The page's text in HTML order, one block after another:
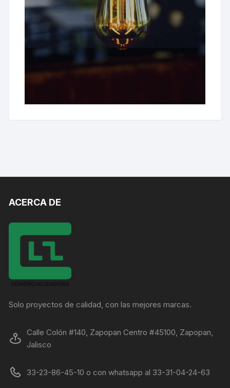
ACERCA DE
Solo proyectos de calidad, con las mejores marcas.
Calle Colón #140, Zapopan Centro #45100, Zapopan,
Jalisco
33-23-86-45-10 o con whatsapp al 33-31-04-24-63